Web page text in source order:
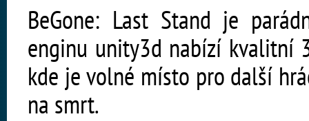
BeGone: Last Stand je
enginu unity3d nabízí kvalitní
kde je volné místo pro další
na smrt.